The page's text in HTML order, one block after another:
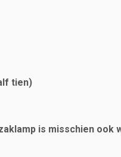
tien)
is misschien ook